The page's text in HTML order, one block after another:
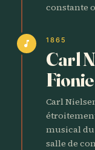
constante
music_note 1865
Carl
Carl
musical
salle de